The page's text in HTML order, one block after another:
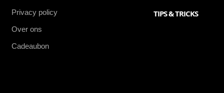
Privacy policy
Over ons
Cadeaubon
TIPS & TRICKS